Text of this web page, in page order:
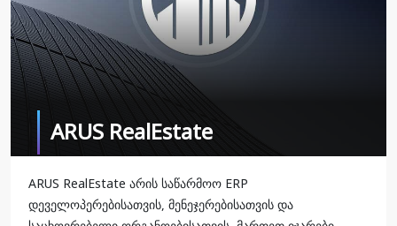
ARUS RealEstate
ARUS RealEstate არის საწარმოო ERP
დეველოპერებისათვის, მენეჯერებისათვის და